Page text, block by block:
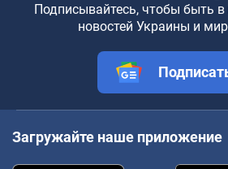
Подписывайтесь, чтобы быть в
новостей Украины и
Загружайте наше приложение